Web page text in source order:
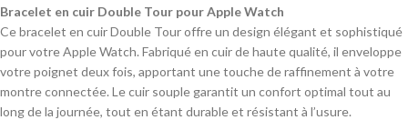
Bracelet en cuir Double Tour pour Apple Watch
Ce bracelet en cuir Double Tour offre un design élégant et sophistiqué
pour votre Apple Watch. Fabriqué en cuir de haute qualité, il enveloppe
votre poignet deux fois, apportant une touche de raffinement à votre
montre connectée. Le cuir souple garantit un confort optimal tout au
long de la journée, tout en étant durable et résistant à l’usure.